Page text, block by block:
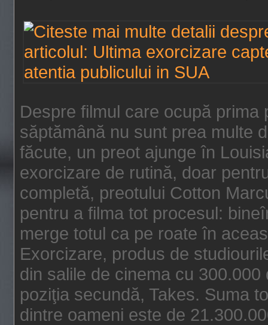
Despre filmul care ocupă
săptămână nu sunt prea multe
făcute, un preot ajunge în
exorcizare de rutină, doar
completă, preotului Cotton
pentru a filma tot procesul:
merge totul ca pe roate în
Exorcizare, produs de
din salile de cinema cu
poziţia secundă, Takes. Suma
dintre oameni este de